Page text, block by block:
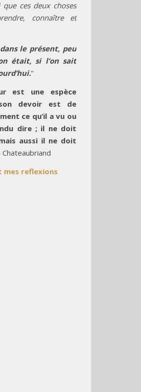
que ces deux choses
connaître et
le présent, peu
était, si l’on sait
”
est une espèce
devoir est de
ce qu’il a vu ou
dire ; il ne doit
aussi il ne doit
Chateaubriand
mes reflexions